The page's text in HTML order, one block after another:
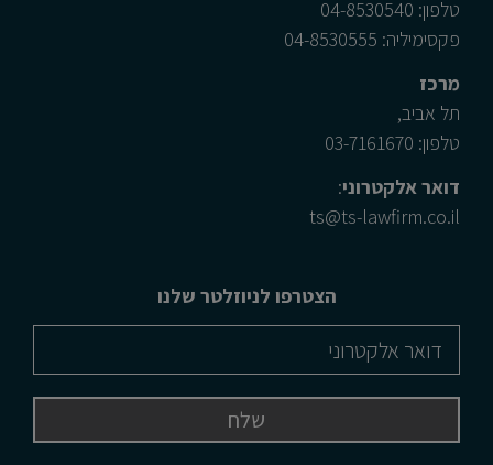
טלפון: 04-8530540
פקסימיליה: 04-8530555
מרכז
תל אביב,
טלפון: 03-7161670
דואר אלקטרוני:
ts@ts-lawfirm.co.il
הצטרפו לניוזלטר שלנו